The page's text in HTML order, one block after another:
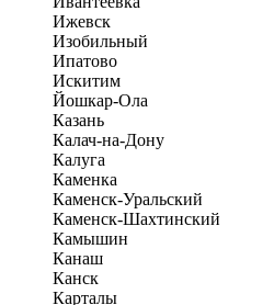
Ижевск
Изобильный
Ипатово
Искитим
Йошкар-Ола
Казань
Калач-на-Дону
Калуга
Каменка
Каменск-Уральский
Каменск-Шахтинский
Камышин
Канаш
Канск
Карталы